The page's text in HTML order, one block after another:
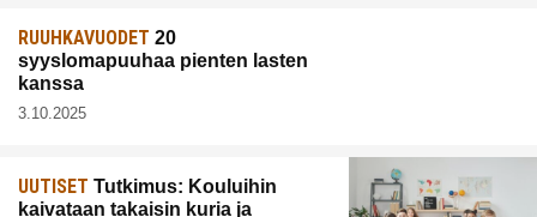
RUUHKAVUODET 20
syyslomapuuhaa pienten lasten
kanssa
3.10.2025
UUTISET Tutkimus: Kouluihin
kaivataan takaisin kuria ja